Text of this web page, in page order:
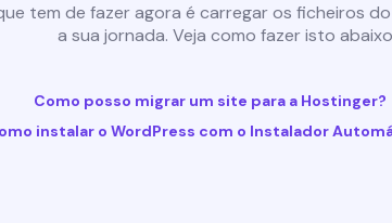
tem de fazer agora é carregar os ficheiros
a sua jornada. Veja como fazer isto
Como posso migrar um site para a Hostinger?
instalar o WordPress com o Instalador